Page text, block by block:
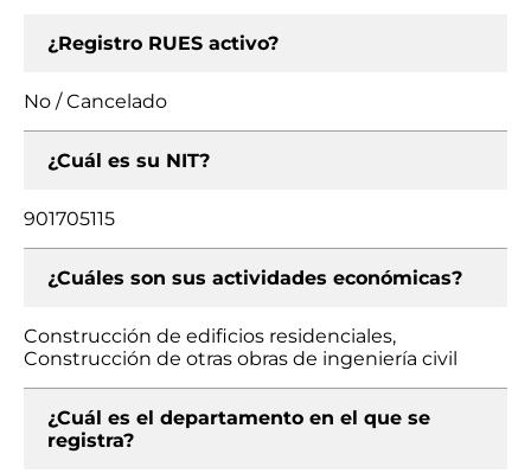
¿Registro RUES activo?
No / Cancelado
¿Cuál es su NIT?
901705115
¿Cuáles son sus actividades económicas?
Construcción de edificios residenciales,
Construcción de otras obras de ingeniería civil
¿Cuál es el departamento en el que se
registra?